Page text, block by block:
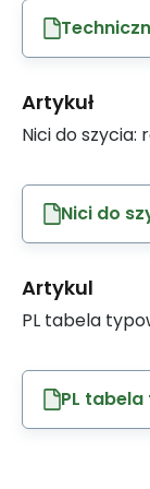
Artykuł
Nici do szycia:
Nici do
Artykul
PL tabela
PL